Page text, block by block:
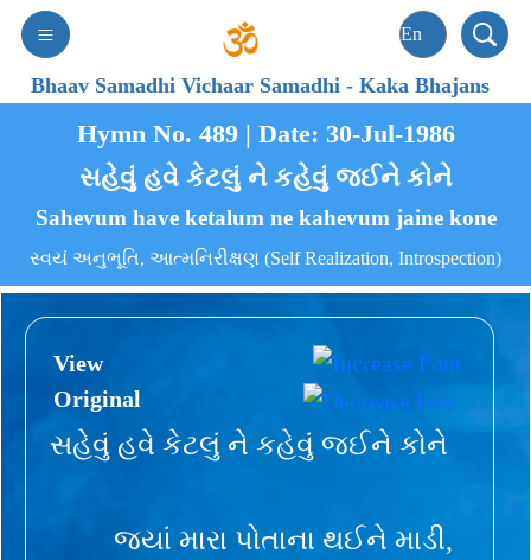
Bhaav Samadhi Vichaar Samadhi-Kaka Bhajans
Hymn No. 489 | Date: 30-Jul-1986
સહેવું હવે કેટલું ને કહેવું જઈને કોને
Sahevum have ketalum ne kahevum jaine kone
સ્વયં અનુભૂતિ, આત્મનિરીક્ષણ (Self Realization, Introspection)
View
Original
સહેવું હવે કેટલું ને કહેવું જઈને કોને
જ્યાં મારા પોતાના થઈને માડી,